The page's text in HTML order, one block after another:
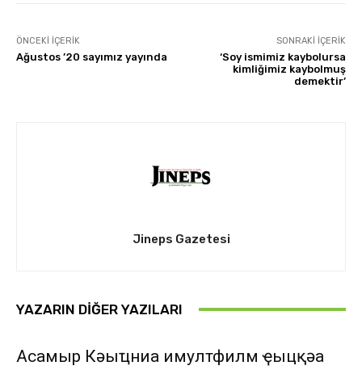
ÖNCEKI İÇERIK
Ağustos ’20 sayımız yayında
SONRAKI İÇERIK
‘Soy ismimiz kaybolursa
kimliğimiz kaybolmuş
demektir’
Jineps Gazetesi
YAZARIN DIĞER YAZILARI
Асҭамыр Кәыҵниа имултфилм ҿыцқәа